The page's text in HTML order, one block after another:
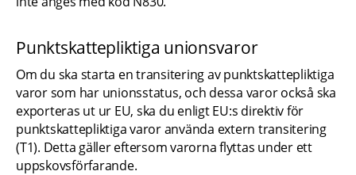
Punktskattepliktiga unionsvaror
Om du ska starta en transitering av punktskattepliktiga
varor som har unionsstatus, och dessa varor också ska
exporteras ut ur EU, ska du enligt EU:s direktiv för
punktskattepliktiga varor använda extern transitering
(T1). Detta gäller eftersom varorna flyttas under ett
uppskovsförfarande.